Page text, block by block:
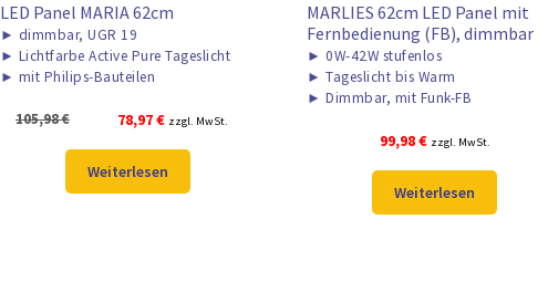
LED Panel MARIA 62cm
► dimmbar, UGR 19
► Lichtfarbe Active Pure Tageslicht
► mit Philips-Bauteilen
105,98€
Ursprünglicher
war:
105,98 €
78,97€Aktueller
ist:
78,97 €.
zzgl. MwSt.
Weiterlesen
MARLIES 62cm LED Panel mit
Fernbedienung (FB), dimmbar
► 0W-42W stufenlos
► Tageslicht bis Warm
► Dimmbar, mit Funk-FB
99,98€ zzgl. MwSt.
Weiterlesen